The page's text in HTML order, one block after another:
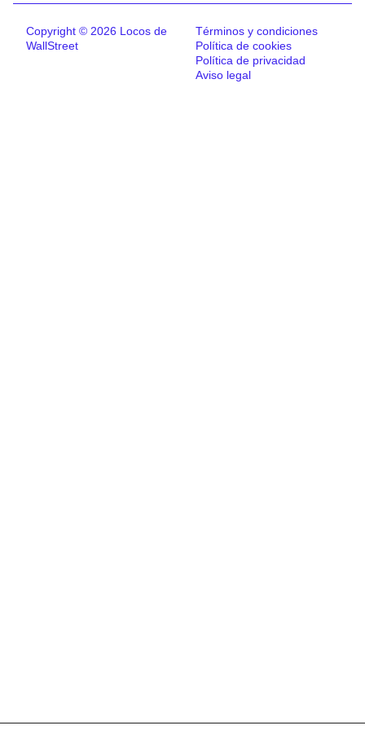
Copyright © 2026 Locos de
WallStreet
Términos y condiciones
Política de cookies
Política de privacidad
Aviso legal